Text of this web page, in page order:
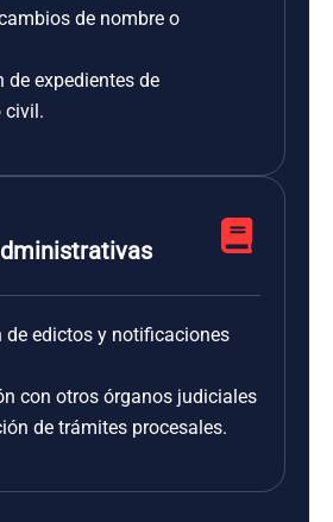
de nombre o
de expedientes de
civil.
de edictos y notificaciones
con otros órganos judiciales
de trámites procesales.